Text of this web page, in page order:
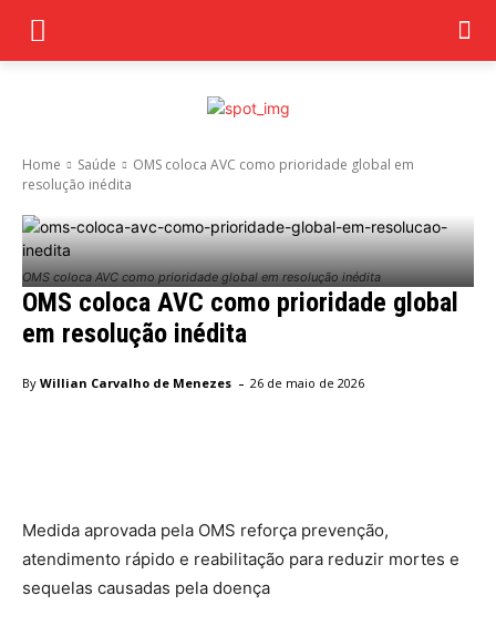
Home Saúde
OMS coloca AVC como prioridade global em
resolução inédita
OMS coloca AVC como prioridade global em resolução inédita
OMS coloca AVC como prioridade global
em resolução inédita
By Willian Carvalho de Menezes - 26 de maio de 2026
Medida aprovada pela OMS reforça prevenção,
atendimento rápido e reabilitação para reduzir mortes e
sequelas causadas pela doença